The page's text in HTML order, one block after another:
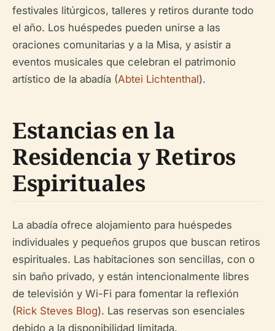
festivales litúrgicos, talleres y retiros durante todo
el año. Los huéspedes pueden unirse a las
oraciones comunitarias y a la Misa, y asistir a
eventos musicales que celebran el patrimonio
artístico de la abadía (Abtei Lichtenthal).
Estancias en la
Residencia y Retiros
Espirituales
La abadía ofrece alojamiento para huéspedes
individuales y pequeños grupos que buscan retiros
espirituales. Las habitaciones son sencillas, con o
sin baño privado, y están intencionalmente libres
de televisión y Wi-Fi para fomentar la reflexión
(Rick Steves Blog). Las reservas son esenciales
debido a la disponibilidad limitada.